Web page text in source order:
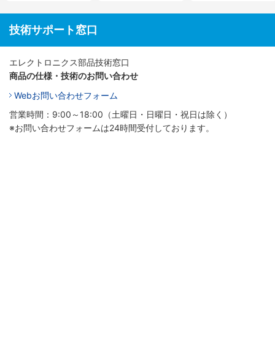
技術サポート窓口
エレクトロニクス部品技術窓口
商品の仕様・技術のお問い合わせ
Webお問い合わせフォーム
営業時間：9:00～18:00（土曜日・日曜日・祝日は除く）
※お問い合わせフォームは24時間受付しております。